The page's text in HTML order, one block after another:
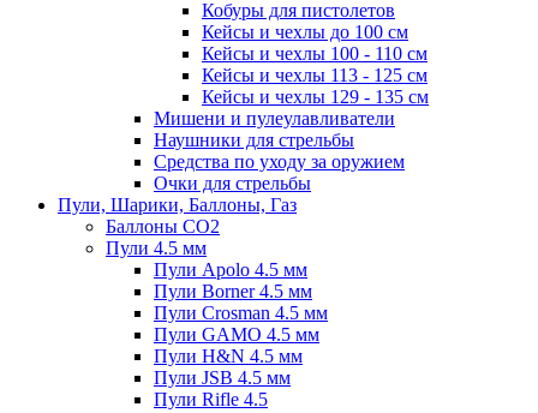
Кобуры для пистолетов
Кейсы и чехлы до 100 см
Кейсы и чехлы 100 - 110 см
Кейсы и чехлы 113 - 125 см
Кейсы и чехлы 129 - 135 см
Мишени и пулеулавливатели
Наушники для стрельбы
Средства по уходу за оружием
Очки для стрельбы
Пули, Шарики, Баллоны, Газ
Баллоны CO2
Пули 4.5 мм
Пули Apolo 4.5 мм
Пули Borner 4.5 мм
Пули Crosman 4.5 мм
Пули GAMO 4.5 мм
Пули H&N 4.5 мм
Пули JSB 4.5 мм
Пули Rifle 4.5